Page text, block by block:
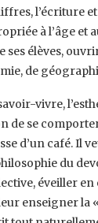
l’écriture
à l’âge et
ses élèves,
de
vivre,
de se
d’un café. Il
du
éveiller
enseigner la